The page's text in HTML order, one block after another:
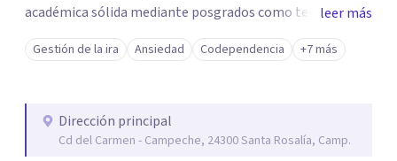
académica sólida mediante posgrados como terapeuta
breve, familiar e infantil, así como con respaldo
profesional y experiencia clínica de más de 26 años y
auténtica y comunicación clara y directa para darte
seguridad emocional y una dirección firme de tu proceso
de cambio.
leer más
Gestión de la ira Ansiedad Codependencia +7 más
Dirección principal
Cd del Carmen - Campeche, 24300 Santa Rosalía, Camp.